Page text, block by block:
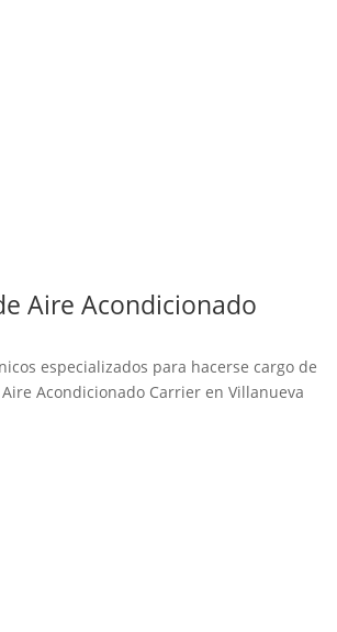
Aire Acondicionado
especializados para hacerse cargo de
Acondicionado Carrier en Villanueva